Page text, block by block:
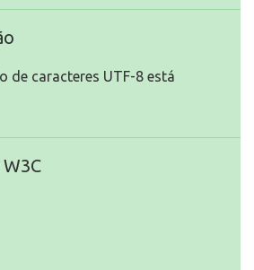
de caracteres UTF-8 está